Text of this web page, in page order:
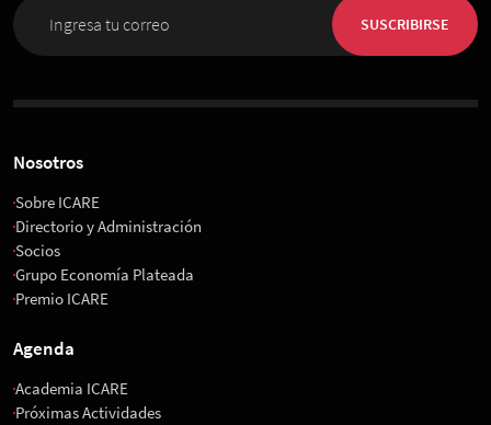
SUSCRIBIRSE
Nosotros
Sobre ICARE
Directorio y Administración
Socios
Grupo Economía Plateada
Premio ICARE
Agenda
Academia ICARE
Próximas Actividades